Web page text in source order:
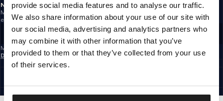
provide social media features and to analyse our traffic.
We also share information about your use of our site with
our social media, advertising and analytics partners who
may combine it with other information that you’ve
provided to them or that they’ve collected from your use
of their services.
NEWSLETTER
Möchtest du Informationen über die neuesten Aktionen und Neuigkeiten
erhalten?
Email address
REGISTRIEREN SIE SICH
Mit der Anmeldung zum Newsletter bestätigst du, dass du die
Datenschutzerklärung gelesen hast.